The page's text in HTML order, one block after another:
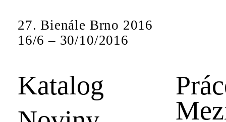
27. Bienále Brno 2016
16/6 – 30/10/2016
Katalog